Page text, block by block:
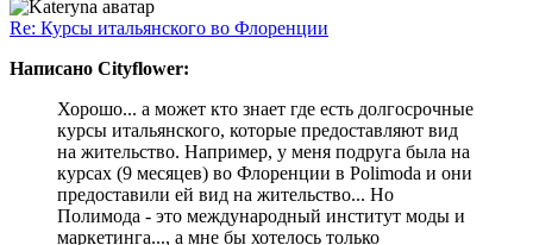
Re: Курсы итальянского во Флоренции
Написано Cityflower:
Хорошо... а может кто знает где есть долгосрочные
курсы итальянского, которые предоставляют вид
на жительство. Например, у меня подруга была на
курсах (9 месяцев) во Флоренции в Polimoda и они
предоставили ей вид на жительство... Но
Полимода - это международный институт моды и
маркетинга..., а мне бы хотелось только